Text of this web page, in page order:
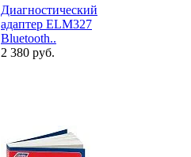
Диагностический
адаптер ELM327
Bluetooth..
2 380 руб.